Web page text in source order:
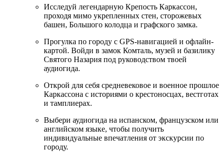
Исследуй легендарную Крепость Каркассон,
проходя мимо укрепленных стен, сторожевых
башен, Большого колодца и графского замка.
Прогулка по городу с GPS-навигацией и офлайн-
картой. Войди в замок Комталь, музей и базилику
Святого Назария под руководством твоей
аудиогида.
Открой для себя средневековое и военное прошлое
Каркассона с историями о крестоносцах, вестготах
и тамплиерах.
Выбери аудиогида на испанском, французском или
английском языке, чтобы получить
индивидуальные впечатления от экскурсии по
городу.